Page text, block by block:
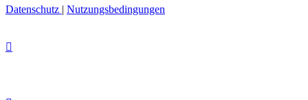
Datenschutz | Nutzungsbedingungen